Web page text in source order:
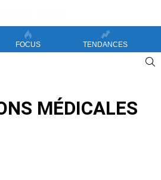
FOCUS TENDANCES
MÉDICALES